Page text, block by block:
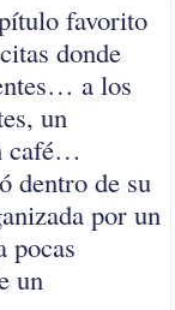
favorito
donde
a los
un
café…
dentro de su
por un
pocas
un